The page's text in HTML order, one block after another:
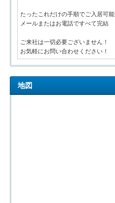
たったこれだけの手順でご入居可能
メールまたはお電話ですべて完結
ご来社は一切必要ございません！
お気軽にお問い合わせください！
地図